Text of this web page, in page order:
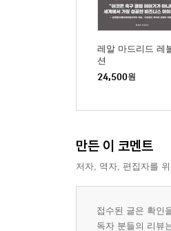
레알 마드리드 레
션
24,500원
만든 이 코멘트
저자, 역자, 편집자를
접수된 글은 확인
독자 분들의 리뷰